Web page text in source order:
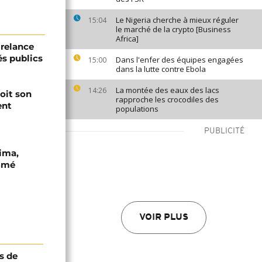
15:04
Le Nigeria cherche à mieux réguler
le marché de la crypto [Business
Africa]
15:00
Dans l'enfer des équipes engagées
dans la lutte contre Ebola
14:26
La montée des eaux des lacs
rapproche les crocodiles des
populations
PUBLICITÉ
VOIR PLUS
publics
son
de